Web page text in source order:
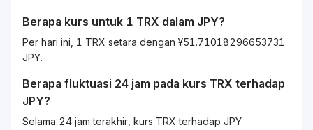
Berapa kurs untuk 1 TRX dalam JPY?
Per hari ini, 1 TRX setara dengan ¥51.71018296653731
JPY.
Berapa fluktuasi 24 jam pada kurs TRX terhadap
JPY?
Selama 24 jam terakhir, kurs TRX terhadap JPY